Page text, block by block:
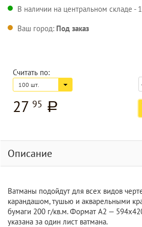
В наличии на центральном складе -
Ваш город: Под заказ
Считать по:
100 шт.
27 95 a
Описание
Ватманы подойдут для всех видов
карандашом, тушью и акварельными
бумаги 200 г/кв.м. Формат А2 —
указана за один лист ватмана.